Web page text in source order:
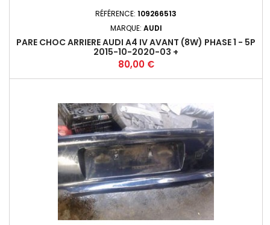
RÉFÉRENCE: 109266513
MARQUE: AUDI
PARE CHOC ARRIERE AUDI A4 IV AVANT (8W) PHASE 1 - 5P
2015-10-2020-03 +
Prix
80,00 €